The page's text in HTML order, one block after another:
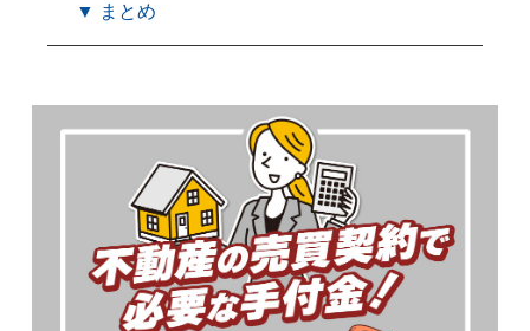
▼ まとめ